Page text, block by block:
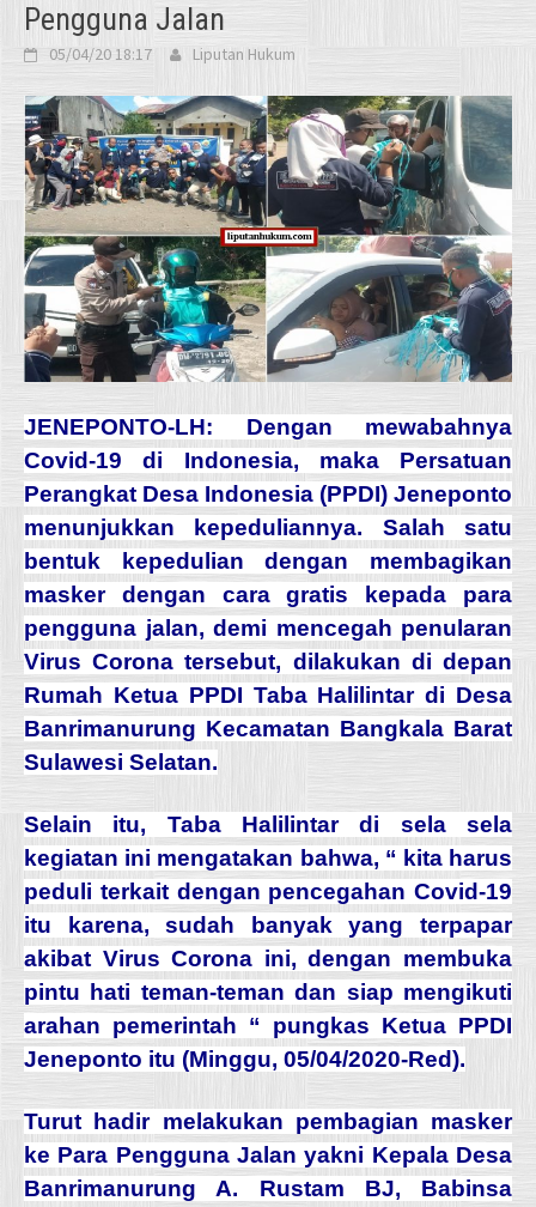
Pengguna Jalan
05/04/20 18:17 Liputan Hukum
JENEPONTO-LH: Dengan mewabahnya
Covid-19 di Indonesia, maka Persatuan
Perangkat Desa Indonesia (PPDI) Jeneponto
menunjukkan kepeduliannya. Salah satu
bentuk kepedulian dengan membagikan
masker dengan cara gratis kepada para
pengguna jalan, demi mencegah penularan
Virus Corona tersebut, dilakukan di depan
Rumah Ketua PPDI Taba Halilintar di Desa
Banrimanurung Kecamatan Bangkala Barat
Sulawesi Selatan.
Selain itu, Taba Halilintar di sela sela
kegiatan ini mengatakan bahwa, “ kita harus
peduli terkait dengan pencegahan Covid-19
itu karena, sudah banyak yang terpapar
akibat Virus Corona ini, dengan membuka
pintu hati teman-teman dan siap mengikuti
arahan pemerintah “ pungkas Ketua PPDI
Jeneponto itu (Minggu, 05/04/2020-Red).
Turut hadir melakukan pembagian masker
ke Para Pengguna Jalan yakni Kepala Desa
Banrimanurung A. Rustam BJ, Babinsa